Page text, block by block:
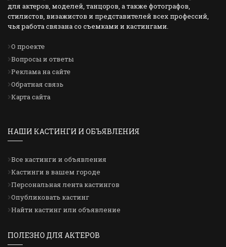
для актеров, моделей, танцоров, а также фотографов,
стилистов, визажистов и представителей всех профессий,
чья работа связана со съемками и кастингами.
О проекте
Вопросы и ответы
Реклама на сайте
Обратная связь
Карта сайта
НАШИ КАСТИНГИ И ОБЪЯВЛЕНИЯ
Все кастинги и объявления
Кастинги в вашем городе
Персональная лента кастингов
Опубликовать кастинг
Найти кастинг или объявление
ПОЛЕЗНО ДЛЯ АКТЕРОВ